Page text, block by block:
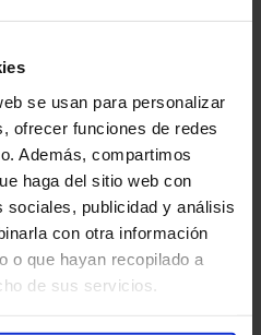
se usan para personalizar
ofrecer funciones de redes
Además, compartimos
haga del sitio web con
sociales, publicidad y análisis
con otra información
o que hayan recopilado a
de sus servicios.
interesar